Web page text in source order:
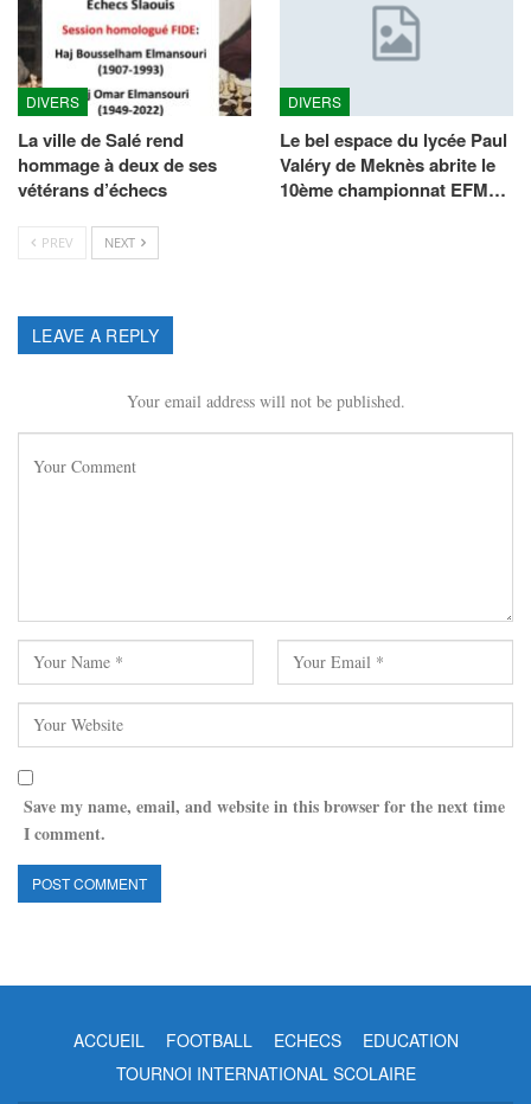
DIVERS
La ville de Salé rend
hommage à deux de ses
vétérans d’échecs
DIVERS
Le bel espace du lycée Paul
Valéry de Meknès abrite le
10ème championnat EFM…
PREV NEXT
LEAVE A REPLY
Your email address will not be published.
Save my name, email, and website in this browser for the next time
I comment.
ACCUEIL FOOTBALL ECHECS
EDUCATION
TOURNOI INTERNATIONAL SCOLAIRE